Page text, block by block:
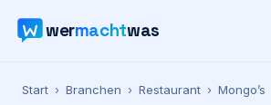
wermachtwas
Verzeichnis
Start › Branchen › Restaurant › Mongo’s